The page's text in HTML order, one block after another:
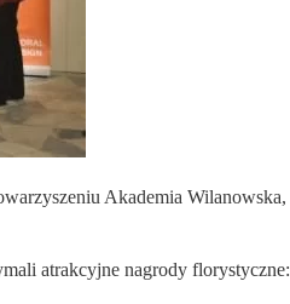
Akademia
atrakcyjne nagrody